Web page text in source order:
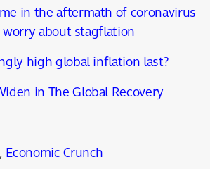
in the aftermath of coronavirus
worry about stagflation
high global inflation last?
in The Global Recovery
,Economic Crunch